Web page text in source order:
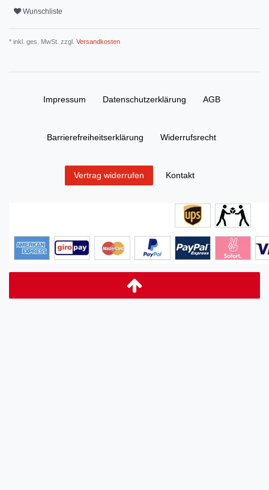
Wunschliste
* inkl. ges. MwSt. zzgl. Versandkosten
Impressum Daten­schutz­erklärung AGB
Barrierefreiheitserklärung Widerrufs­recht
Vertrag widerrufen Kontakt